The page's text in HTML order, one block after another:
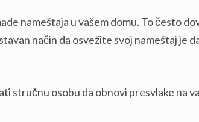
nameštaja u vašem domu. To često
način da osvežite svoj nameštaj je
stručnu osobu da obnovi presvlake na